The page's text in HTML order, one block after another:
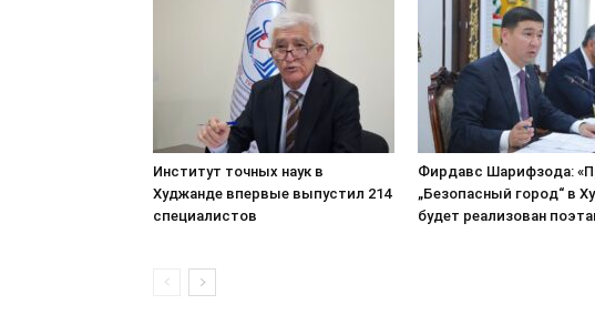
Институт точных наук в
Худжанде впервые выпустил 214
специалистов
Фирдавс Шарифзода:
„Безопасный город“ в
будет реализован